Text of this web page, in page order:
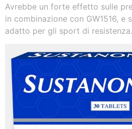
Avrebbe un forte effetto sulle
in combinazione con GW1516, e
adatto per gli sport di resistenza.